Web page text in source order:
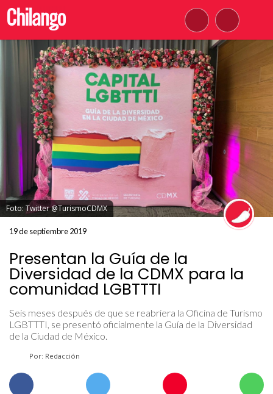
Foto: Twitter @TurismoCDMX
19 de septiembre 2019
Presentan la Guía de la
Diversidad de la CDMX para la
comunidad LGBTTTI
Seis meses después de que se reabriera la Oficina de Turismo
LGBTTTI, se presentó oficialmente la Guía de la Diversidad
de la Ciudad de México.
Por: Redacción